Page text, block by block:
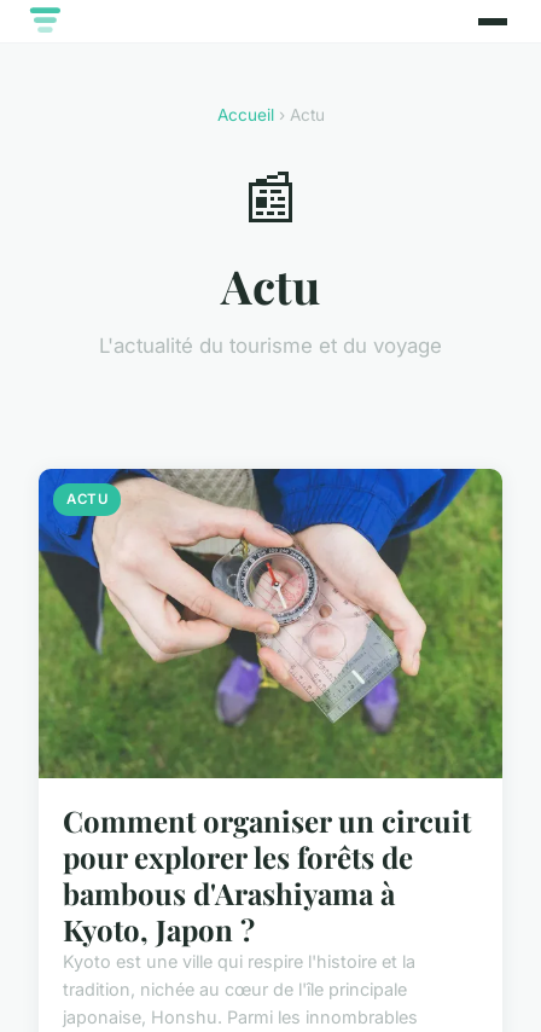
Accueil› Actu
📰
Actu
L'actualité du tourisme et du voyage
ACTU
Comment organiser un circuit
pour explorer les forêts de
bambous d'Arashiyama à
Kyoto, Japon ?
Kyoto est une ville qui respire l'histoire et la
tradition, nichée au cœur de l'île principale
japonaise, Honshu. Parmi les innombrables